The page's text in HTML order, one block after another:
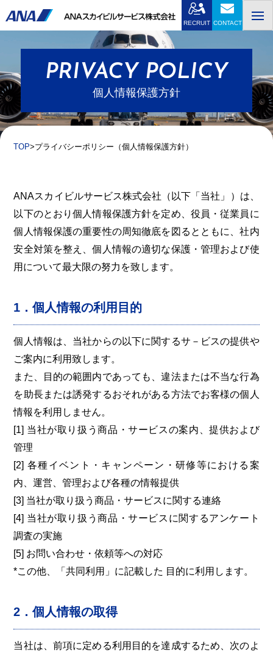
RECRUIT CONTACT
PRIVACY POLICY
個人情報保護方針
TOP プライバシーポリシー（個人情報保護方針）
ANAスカイビルサービス株式会社（以下「当社」）は、
以下のとおり個人情報保護方針を定め、役員・従業員に
個人情報保護の重要性の周知徹底を図るとともに、社内
安全対策を整え、個人情報の適切な保護・管理および使
用について最大限の努力を致します。
1．個人情報の利用目的
個人情報は、当社からの以下に関するサ－ビスの提供や
ご案内に利用致します。
また、目的の範囲内であっても、違法または不当な行為
を助長または誘発するおそれがある方法でお客様の個人
情報を利用しません。
[1] 当社が取り扱う商品・サービスの案内、提供および
管理
[2] 各種イベント・キャンペーン・研修等における案
内、運営、管理および各種の情報提供
[3] 当社が取り扱う商品・サービスに関する連絡
[4] 当社が取り扱う商品・サービスに関するアンケート
調査の実施
[5] お問い合わせ・依頼等への対応
*この他、「共同利用」に記載した 目的に利用します。
2．個人情報の取得
当社は、前項に定める利用目的を達成するため、次のよ